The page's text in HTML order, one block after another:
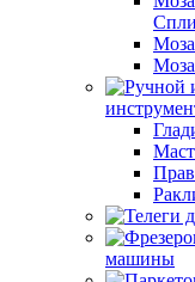
машины